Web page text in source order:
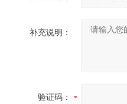
补充说明：
验证码：